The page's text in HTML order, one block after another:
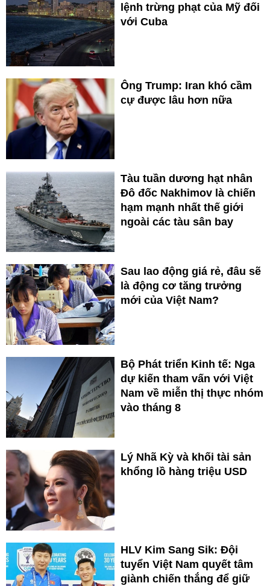
lệnh trừng phạt của Mỹ đối
với Cuba
Ông Trump: Iran khó cầm
cự được lâu hơn nữa
Tàu tuần dương hạt nhân
Đô đốc Nakhimov là chiến
hạm mạnh nhất thế giới
ngoài các tàu sân bay
Sau lao động giá rẻ, đâu sẽ
là động cơ tăng trưởng
mới của Việt Nam?
Bộ Phát triển Kinh tế: Nga
dự kiến tham vấn với Việt
Nam về miễn thị thực nhóm
vào tháng 8
Lý Nhã Kỳ và khối tài sản
khổng lồ hàng triệu USD
HLV Kim Sang Sik: Đội
tuyển Việt Nam quyết tâm
giành chiến thắng để giữ